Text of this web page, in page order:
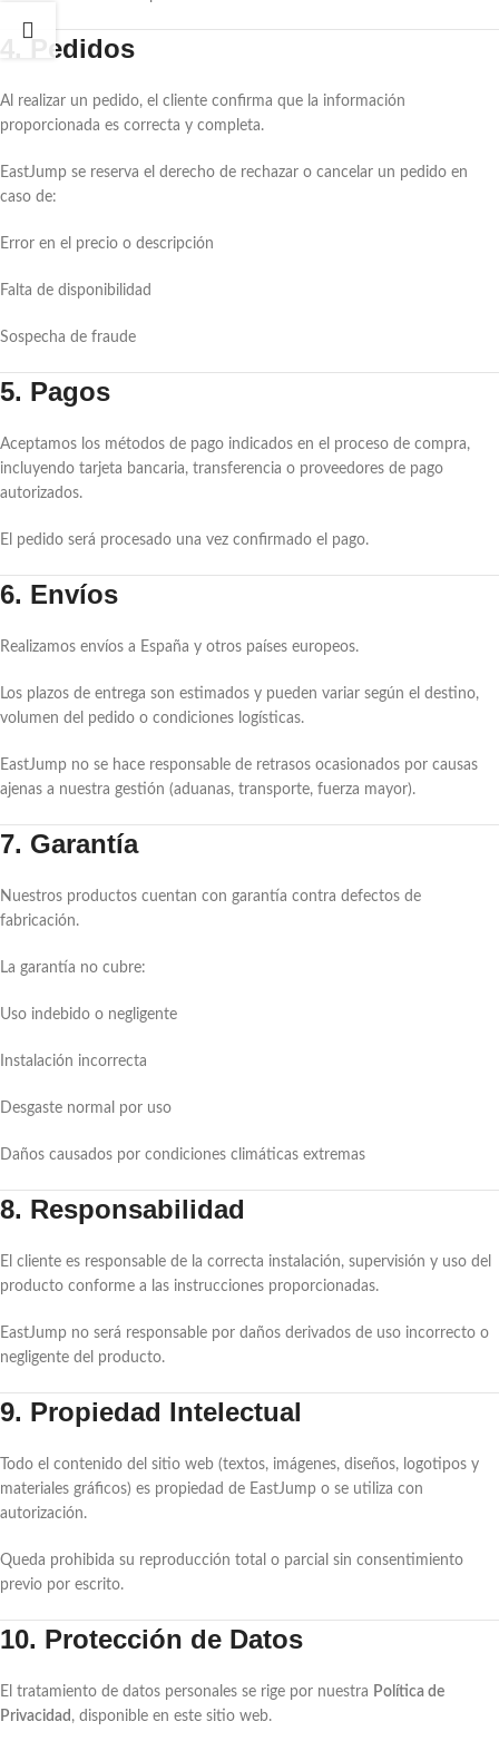
4. Pedidos
Al realizar un pedido, el cliente confirma que la información
proporcionada es correcta y completa.
EastJump se reserva el derecho de rechazar o cancelar un pedido en
caso de:
Error en el precio o descripción
Falta de disponibilidad
Sospecha de fraude
5. Pagos
Aceptamos los métodos de pago indicados en el proceso de compra,
incluyendo tarjeta bancaria, transferencia o proveedores de pago
autorizados.
El pedido será procesado una vez confirmado el pago.
6. Envíos
Realizamos envíos a España y otros países europeos.
Los plazos de entrega son estimados y pueden variar según el destino,
volumen del pedido o condiciones logísticas.
EastJump no se hace responsable de retrasos ocasionados por causas
ajenas a nuestra gestión (aduanas, transporte, fuerza mayor).
7. Garantía
Nuestros productos cuentan con garantía contra defectos de
fabricación.
La garantía no cubre:
Uso indebido o negligente
Instalación incorrecta
Desgaste normal por uso
Daños causados por condiciones climáticas extremas
8. Responsabilidad
El cliente es responsable de la correcta instalación, supervisión y uso del
producto conforme a las instrucciones proporcionadas.
EastJump no será responsable por daños derivados de uso incorrecto o
negligente del producto.
9. Propiedad Intelectual
Todo el contenido del sitio web (textos, imágenes, diseños, logotipos y
materiales gráficos) es propiedad de EastJump o se utiliza con
autorización.
Queda prohibida su reproducción total o parcial sin consentimiento
previo por escrito.
10. Protección de Datos
El tratamiento de datos personales se rige por nuestra Política de
Privacidad , disponible en este sitio web.